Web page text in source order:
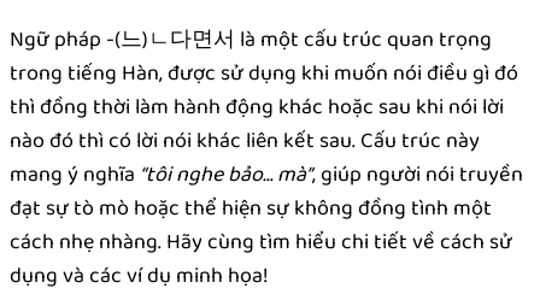
Ngữ pháp -(느)ㄴ다면서 là một cấu trúc quan trọng
trong tiếng Hàn, được sử dụng khi muốn nói điều gì đó
thì đồng thời làm hành động khác hoặc sau khi nói lời
nào đó thì có lời nói khác liên kết sau. Cấu trúc này
mang ý nghĩa “tôi nghe bảo… mà”, giúp người nói truyền
đạt sự tò mò hoặc thể hiện sự không đồng tình một
cách nhẹ nhàng. Hãy cùng tìm hiểu chi tiết về cách sử
dụng và các ví dụ minh họa!